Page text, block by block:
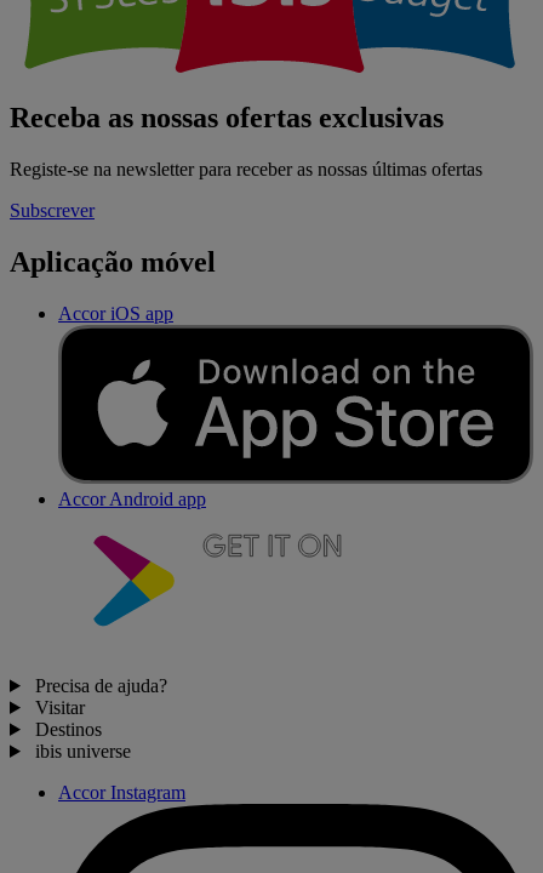
Receba as nossas ofertas exclusivas
Registe-se na newsletter para receber as nossas últimas ofertas
Subscrever
Aplicação móvel
Accor iOS app
Accor Android app
Precisa de ajuda?
Visitar
Destinos
ibis universe
Accor Instagram